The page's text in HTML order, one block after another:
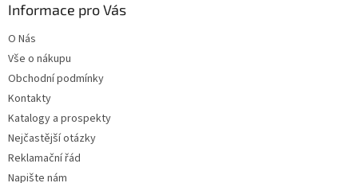
Informace pro Vás
O Nás
Vše o nákupu
Obchodní podmínky
Kontakty
Katalogy a prospekty
Nejčastější otázky
Reklamační řád
Napište nám